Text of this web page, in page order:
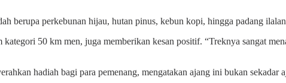
berupa perkebunan hijau, hutan pinus, kebun kopi, hingga padang
50 km men, juga memberikan kesan positif. “Treknya sangat
hadiah bagi para pemenang, mengatakan ajang ini bukan